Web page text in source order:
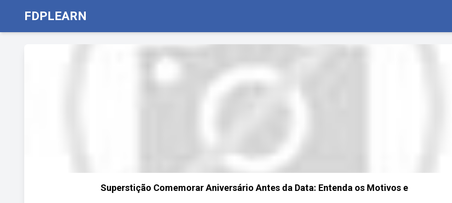
FDPLEARN
Superstição Comemorar Aniversário Antes da Data: Entenda os Motivos e